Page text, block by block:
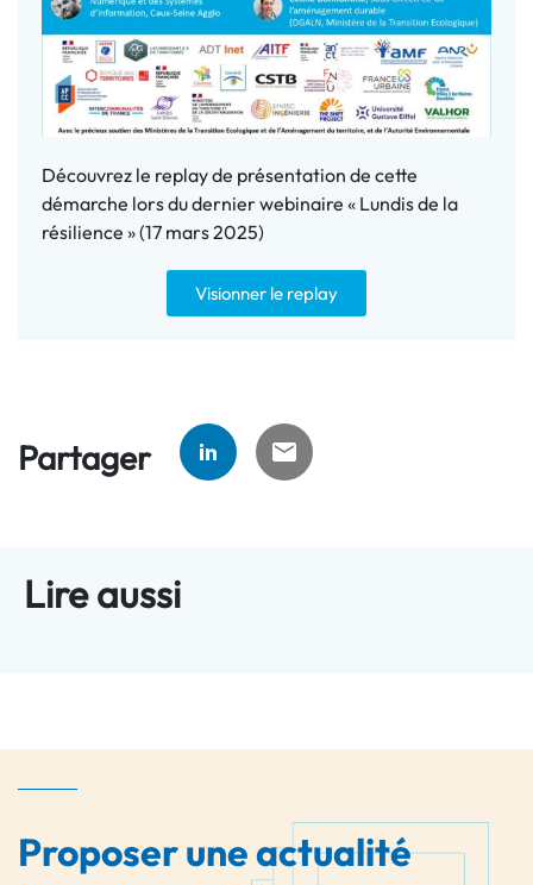
Découvrez le replay de présentation de cette
démarche lors du dernier webinaire « Lundis de la
résilience » (17 mars 2025)
Visionner le replay
Partager
Lire aussi
Proposer une actualité